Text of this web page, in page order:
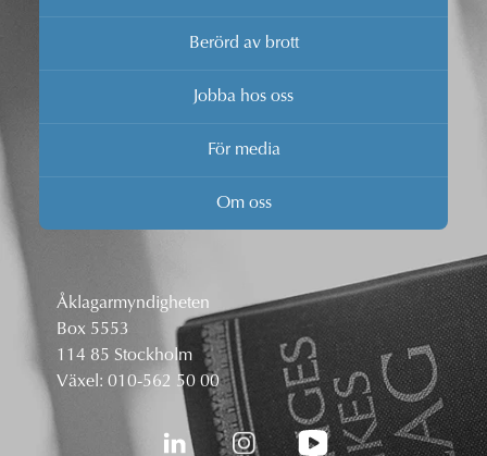
Berörd av brott
Jobba hos oss
För media
Om oss
Åklagarmyndigheten
Box 5553
114 85 Stockholm
Växel: 010-562 50 00